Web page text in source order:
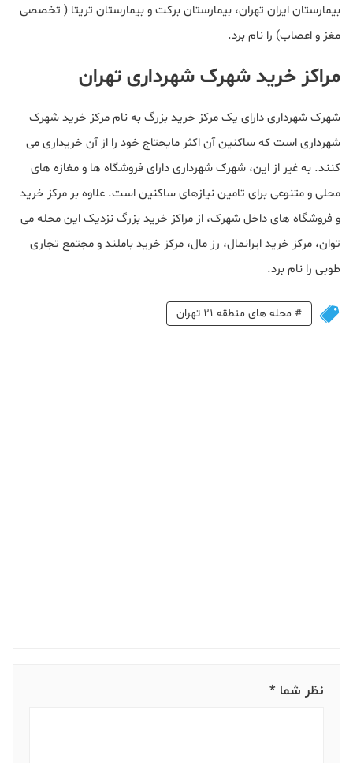
بیمارستان ایران تهران، بیمارستان برکت و بیمارستان تریتا ( تخصصی
مغز و اعصاب) را نام برد.
مراکز خرید شهرک شهرداری تهران
شهرک شهرداری دارای یک مرکز خرید بزرگ به نام مرکز خرید شهرک
شهرداری است که ساکنین آن اکثر مایحتاج خود را از آن خریداری می
کنند. به غیر از این، شهرک شهرداری دارای فروشگاه ها و مغازه های
محلی و متنوعی برای تامین نیازهای ساکنین است. علاوه بر مرکز خرید
و فروشگاه های داخل شهرک، از مراکز خرید بزرگ نزدیک این محله می
توان، مرکز خرید ایرانمال، رز مال، مرکز خرید باملند و مجتمع تجاری
طوبی را نام برد.
# محله های منطقه 21 تهران
نظر شما *